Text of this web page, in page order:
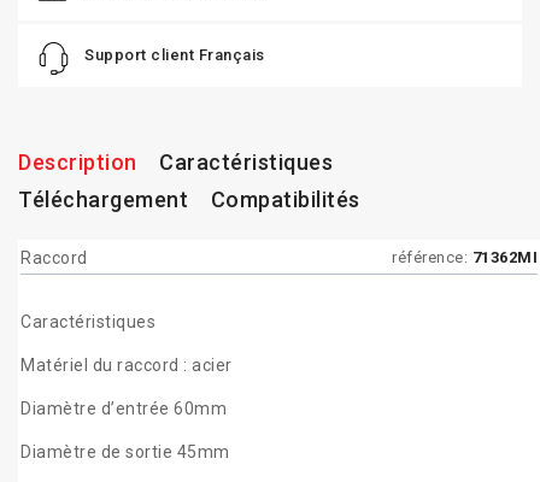
Support client Français
Description
Caractéristiques
Téléchargement
Compatibilités
référence: 71362MI
Raccord
Caractéristiques
Matériel du raccord : acier
Diamètre d’entrée 60mm
Diamètre de sortie 45mm